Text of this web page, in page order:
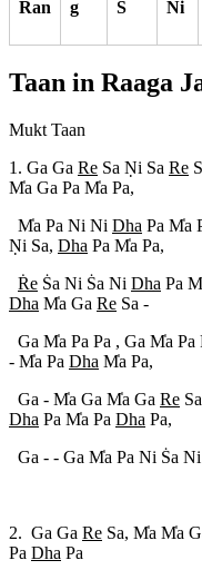
Ran g S Ni
Taan in Raaga
Mukt Taan
1. Ga Ga Re Sa Ni Sa Re
Ma Ga Pa Ma Pa,
Ma Pa Ni Ni Dha Pa Ma
Ni Sa, Dha Pa Ma Pa,
Re Sa Ni Sa Ni Dha Pa M
Dha Ma Ga Re Sa -
Ga Ma Pa Pa , Ga Ma Pa
- Ma Pa Dha Ma Pa,
Ga - Ma Ga Ma Ga Re
Dha Pa Ma Pa Dha Pa,
Ga - - Ga Ma Pa Ni Sa Ni
2. Ga Ga Re Sa, Ma Ma
Pa Dha Pa